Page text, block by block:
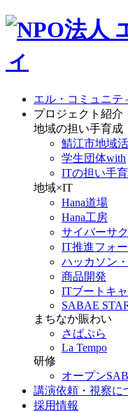
エル・コミュニテ
プロジェクト紹介
地域の担い手育成
鯖江市地域
学生団体with
ITの担い手
地域×IT
Hana道場
Hana工房
サイバーサ
IT推進フォ
ハッカソン
商品開発
ITブートキ
SABAE
まちなか賑わい
さばぷら
La Tempo
研修
オープン
講演依頼・視察に
採用情報